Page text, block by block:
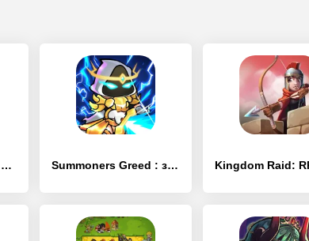
North Tower - Merge TD Defense Summoners Greed : защита башен